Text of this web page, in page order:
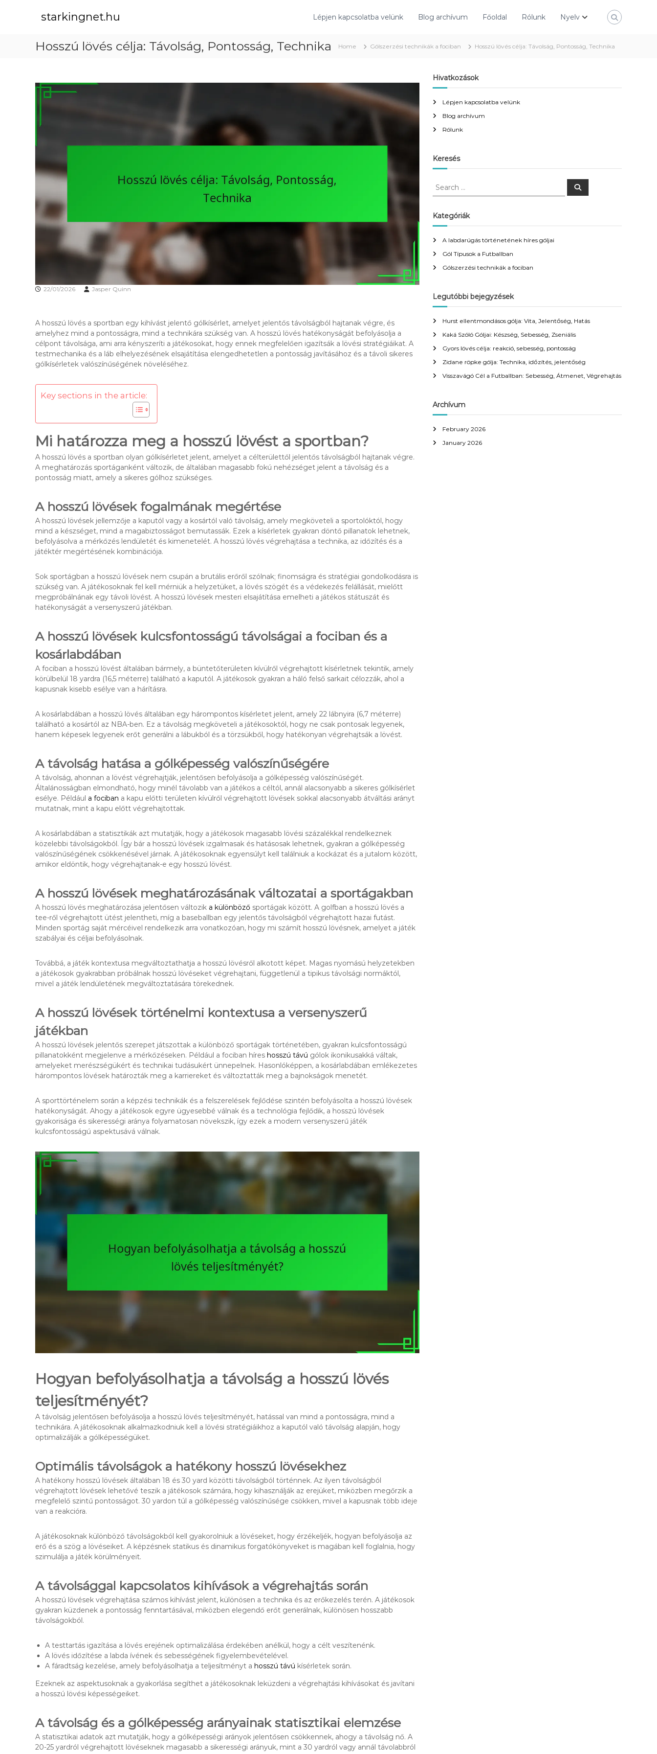
starkingnet.hu Lépjen kapcsolatba velünk Blog archívum Főoldal Rólunk Nyelv
Hosszú lövés célja: Távolság, Pontosság, Technika Home Gólszerzési technikák a fociban Hosszú lövés célja: Távolság, Pontosság, Technika
22/01/2026 Jasper Quinn
A hosszú lövés a sportban egy kihívást jelentő gólkísérlet, amelyet jelentős távolságból hajtanak végre, és
amelyhez mind a pontosságra, mind a technikára szükség van. A hosszú lövés hatékonyságát befolyásolja a
célpont távolsága, ami arra kényszeríti a játékosokat, hogy ennek megfelelően igazítsák a lövési stratégiáikat. A
testmechanika és a láb elhelyezésének elsajátítása elengedhetetlen a pontosság javításához és a távoli sikeres
gólkísérletek valószínűségének növeléséhez.
Key sections in the article:
Mi határozza meg a hosszú lövést a sportban?
A hosszú lövés a sportban olyan gólkísérletet jelent, amelyet a célterülettől jelentős távolságból hajtanak végre.
A meghatározás sportáganként változik, de általában magasabb fokú nehézséget jelent a távolság és a
pontosság miatt, amely a sikeres gólhoz szükséges.
A hosszú lövések fogalmának megértése
A hosszú lövések jellemzője a kaputól vagy a kosártól való távolság, amely megköveteli a sportolóktól, hogy
mind a készséget, mind a magabiztosságot bemutassák. Ezek a kísérletek gyakran döntő pillanatok lehetnek,
befolyásolva a mérkőzés lendületét és kimenetelét. A hosszú lövés végrehajtása a technika, az időzítés és a
játéktér megértésének kombinációja.
Sok sportágban a hosszú lövések nem csupán a brutális erőről szólnak; finomságra és stratégiai gondolkodásra is
szükség van. A játékosoknak fel kell mérniük a helyzetüket, a lövés szögét és a védekezés felállását, mielőtt
megpróbálnának egy távoli lövést. A hosszú lövések mesteri elsajátítása emelheti a játékos státuszát és
hatékonyságát a versenyszerű játékban.
A hosszú lövések kulcsfontosságú távolságai a fociban és a
kosárlabdában
A fociban a hosszú lövést általában bármely, a büntetőterületen kívülről végrehajtott kísérletnek tekintik, amely
körülbelül 18 yardra (16,5 méterre) található a kaputól. A játékosok gyakran a háló felső sarkait célozzák, ahol a
kapusnak kisebb esélye van a hárításra.
A kosárlabdában a hosszú lövés általában egy hárompontos kísérletet jelent, amely 22 lábnyira (6,7 méterre)
található a kosártól az NBA-ben. Ez a távolság megköveteli a játékosoktól, hogy ne csak pontosak legyenek,
hanem képesek legyenek erőt generálni a lábukból és a törzsükből, hogy hatékonyan végrehajtsák a lövést.
A távolság hatása a gólképesség valószínűségére
A távolság, ahonnan a lövést végrehajtják, jelentősen befolyásolja a gólképesség valószínűségét.
Általánosságban elmondható, hogy minél távolabb van a játékos a céltól, annál alacsonyabb a sikeres gólkísérlet
esélye. Például a fociban a kapu előtti területen kívülről végrehajtott lövések sokkal alacsonyabb átváltási arányt
mutatnak, mint a kapu előtt végrehajtottak.
A kosárlabdában a statisztikák azt mutatják, hogy a játékosok magasabb lövési százalékkal rendelkeznek
közelebbi távolságokból. Így bár a hosszú lövések izgalmasak és hatásosak lehetnek, gyakran a gólképesség
valószínűségének csökkenésével járnak. A játékosoknak egyensúlyt kell találniuk a kockázat és a jutalom között,
amikor eldöntik, hogy végrehajtanak-e egy hosszú lövést.
A hosszú lövések meghatározásának változatai a sportágakban
A hosszú lövés meghatározása jelentősen változik a különböző sportágak között. A golfban a hosszú lövés a
tee-ről végrehajtott ütést jelentheti, míg a baseballban egy jelentős távolságból végrehajtott hazai futást.
Minden sportág saját mércéivel rendelkezik arra vonatkozóan, hogy mi számít hosszú lövésnek, amelyet a játék
szabályai és céljai befolyásolnak.
Továbbá, a játék kontextusa megváltoztathatja a hosszú lövésről alkotott képet. Magas nyomású helyzetekben
a játékosok gyakrabban próbálnak hosszú lövéseket végrehajtani, függetlenül a tipikus távolsági normáktól,
mivel a játék lendületének megváltoztatására törekednek.
A hosszú lövések történelmi kontextusa a versenyszerű
játékban
A hosszú lövések jelentős szerepet játszottak a különböző sportágak történetében, gyakran kulcsfontosságú
pillanatokként megjelenve a mérkőzéseken. Például a fociban híres hosszú távú gólok ikonikusakká váltak,
amelyeket merészségükért és technikai tudásukért ünnepelnek. Hasonlóképpen, a kosárlabdában emlékezetes
hárompontos lövések határozták meg a karriereket és változtatták meg a bajnokságok menetét.
A sporttörténelem során a képzési technikák és a felszerelések fejlődése szintén befolyásolta a hosszú lövések
hatékonyságát. Ahogy a játékosok egyre ügyesebbé válnak és a technológia fejlődik, a hosszú lövések
gyakorisága és sikerességi aránya folyamatosan növekszik, így ezek a modern versenyszerű játék
kulcsfontosságú aspektusává válnak.
Hogyan befolyásolhatja a távolság a hosszú lövés
teljesítményét?
A távolság jelentősen befolyásolja a hosszú lövés teljesítményét, hatással van mind a pontosságra, mind a
technikára. A játékosoknak alkalmazkodniuk kell a lövési stratégiáikhoz a kaputól való távolság alapján, hogy
optimalizálják a gólképességüket.
Optimális távolságok a hatékony hosszú lövésekhez
A hatékony hosszú lövések általában 18 és 30 yard közötti távolságból történnek. Az ilyen távolságból
végrehajtott lövések lehetővé teszik a játékosok számára, hogy kihasználják az erejüket, miközben megőrzik a
megfelelő szintű pontosságot. 30 yardon túl a gólképesség valószínűsége csökken, mivel a kapusnak több ideje
van a reakcióra.
A játékosoknak különböző távolságokból kell gyakorolniuk a lövéseket, hogy érzékeljék, hogyan befolyásolja az
erő és a szög a lövéseiket. A képzésnek statikus és dinamikus forgatókönyveket is magában kell foglalnia, hogy
szimulálja a játék körülményeit.
A távolsággal kapcsolatos kihívások a végrehajtás során
A hosszú lövések végrehajtása számos kihívást jelent, különösen a technika és az erőkezelés terén. A játékosok
gyakran küzdenek a pontosság fenntartásával, miközben elegendő erőt generálnak, különösen hosszabb
távolságokból.
A testtartás igazítása a lövés erejének optimalizálása érdekében anélkül, hogy a célt veszítenénk.
A lövés időzítése a labda ívének és sebességének figyelembevételével.
A fáradtság kezelése, amely befolyásolhatja a teljesítményt a hosszú távú kísérletek során.
Ezeknek az aspektusoknak a gyakorlása segíthet a játékosoknak leküzdeni a végrehajtási kihívásokat és javítani
a hosszú lövési képességeiket.
A távolság és a gólképesség arányainak statisztikai elemzése
A statisztikai adatok azt mutatják, hogy a gólképességi arányok jelentősen csökkennek, ahogy a távolság nő. A
20-25 yardról végrehajtott lövéseknek magasabb a sikerességi arányuk, mint a 30 yardról vagy annál távolabbról
Hivatkozások
Lépjen kapcsolatba velünk
Blog archívum
Rólunk
Keresés
S
r
c
f
o
r
S
Kategóriák
A labdarúgás történetének híres góljai
Gól Típusok a Futballban
Gólszerzési technikák a fociban
Legutóbbi bejegyzések
Hurst ellentmondásos gólja: Vita, Jelentőség, Hatás
Kaká Szóló Góljai: Készség, Sebesség, Zseniális
Gyors lövés célja: reakció, sebesség, pontosság
Zidane röpke gólja: Technika, időzítés, jelentőség
Visszavágó Cél a Futballban: Sebesség, Átmenet, Végrehajtás
Archívum
February 2026
January 2026